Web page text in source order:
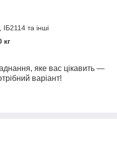
та інші
кг
яке вас цікавить —
варіант!